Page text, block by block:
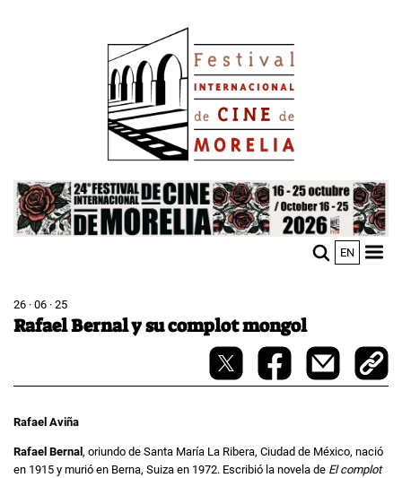
Image
EN
26 · 06 · 25
Rafael Bernal y su complot mongol
Rafael Aviña
Rafael Bernal , oriundo de Santa María La Ribera, Ciudad de México, nació
en 1915 y murió en Berna, Suiza en 1972. Escribió la novela de El complot